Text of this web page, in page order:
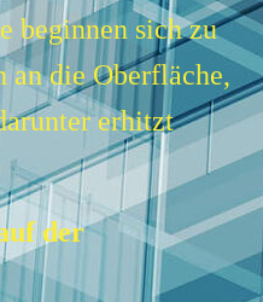
beginnen sich zu
an die Oberfläche,
erhitzt
der